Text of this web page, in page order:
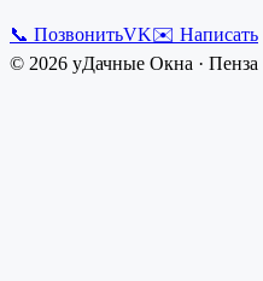
📞 ПозвонитьVK✉️ Написать
© 2026 уДачные Окна · Пенза